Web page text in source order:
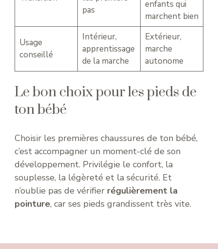
pas
enfants qui
marchent bien
Usage
conseillé
Intérieur,
apprentissage
de la marche
Extérieur,
marche
autonome
Le bon choix pour les pieds de
ton bébé
Choisir les premières chaussures de ton bébé,
c’est accompagner un moment-clé de son
développement. Privilégie le confort, la
souplesse, la légèreté et la sécurité. Et
n’oublie pas de vérifier régulièrement la
pointure, car ses pieds grandissent très vite.